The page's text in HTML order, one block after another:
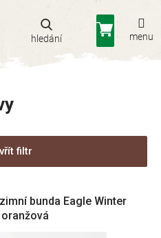
Nákupní
košík
filtr
bunda Eagle Winter